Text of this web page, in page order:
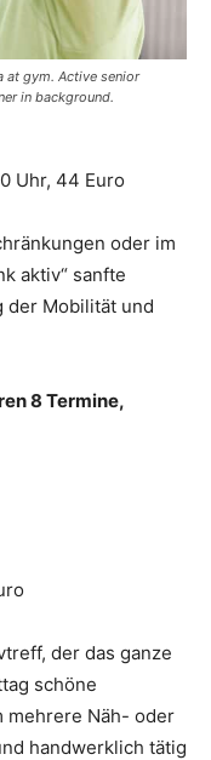
at gym. Active senior
in background.
Uhr, 44 Euro
oder im
aktiv“ sanfte
der Mobilität und
8 Termine,
der das ganze
schöne
mehrere Näh- oder
handwerklich tätig